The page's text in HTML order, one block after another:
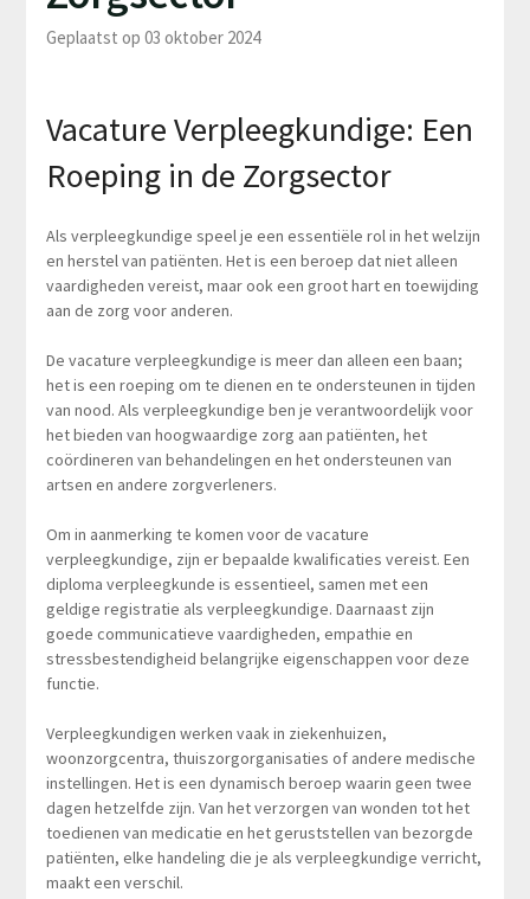
Geplaatst op 03 oktober 2024
Vacature Verpleegkundige: Een
Roeping in de Zorgsector
Als verpleegkundige speel je een essentiële rol in het welzijn
en herstel van patiënten. Het is een beroep dat niet alleen
vaardigheden vereist, maar ook een groot hart en toewijding
aan de zorg voor anderen.
De vacature verpleegkundige is meer dan alleen een baan;
het is een roeping om te dienen en te ondersteunen in tijden
van nood. Als verpleegkundige ben je verantwoordelijk voor
het bieden van hoogwaardige zorg aan patiënten, het
coördineren van behandelingen en het ondersteunen van
artsen en andere zorgverleners.
Om in aanmerking te komen voor de vacature
verpleegkundige, zijn er bepaalde kwalificaties vereist. Een
diploma verpleegkunde is essentieel, samen met een
geldige registratie als verpleegkundige. Daarnaast zijn
goede communicatieve vaardigheden, empathie en
stressbestendigheid belangrijke eigenschappen voor deze
functie.
Verpleegkundigen werken vaak in ziekenhuizen,
woonzorgcentra, thuiszorgorganisaties of andere medische
instellingen. Het is een dynamisch beroep waarin geen twee
dagen hetzelfde zijn. Van het verzorgen van wonden tot het
toedienen van medicatie en het geruststellen van bezorgde
patiënten, elke handeling die je als verpleegkundige verricht,
maakt een verschil.